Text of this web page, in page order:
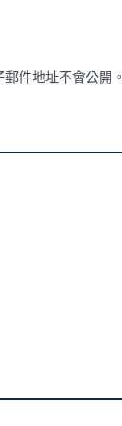
件地址不會公開。